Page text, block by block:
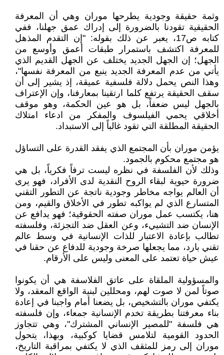
وثمة حقيقة وجودية يطرحها موران وهي أن المعرفة
الحقيقية تقودنا بالضرورة إلى إدراك عمق جهلنا، ففي
كتابه ص17، يعبر عن ذلك بقوله: "إن التقدم المذهل
للمعرفة اكتشف باستمرار طبقات أعمق وأوسع من
الجهل؛ إن الجهل الجديد يختلف عن الجهل القديم الذي
يأتي من عدم المعرفة الجديد ينبع من المعرفة نفسها"،
وهذا النص يحمل دلالة فلسفية عميقة، إذ يشير إلى أن
سقف الحقيقة يرتفع كلما ارتقينا بمعارفنا، وإن الإعتراف
بالجهل ليس ضعفاً، بل هو عين الحكمة، وهو موقف
أخلاقي يحمي الفيلسوف والمفكر من ادعاء امتلاك
الحقيقة المطلقة التي تقود غالباً إلى الاستبداد.
يؤمن موران بأن المجتمع الذي يفقد القدرة على التساؤل
هو مجتمع محكوم بالجمود.
وذلك لأن الفلسفة في نظره ليست ترفاً فكرياً، بل هي
ضرورة حيوية لبقاء الروح النقدية لدى الأفراد، فهو يرى
أن العالم يواجه مخاطر وجودية ناتجة عن التطور التقني
المتسارع الذي لم يواكبه تطور في الأخلاق والقيم، ومن
هنا، يكتسب عمل موران صفته الحقوقية؛ فهو يدافع عن
الإنسان ضد التشييء، وعن العقل ضد التجزئة، وفلسفته
تطالب بإعادة الاعتبار للذات الإنسانية في وسط عالم
تقني بارد، مما يجعلها صرخة وجودية للدفاع عن حقنا في
عيش حياة تعتمد على المعنى وليس على الأرقام.
والمسؤولية الملقاة على عاتق الفلاسفة هي أن يكونوا
صوتاً لمن لا صوت لهم، ومحللين لبنية الواقع المعقد، ولا
يكتفي موران بالتشخيص، بل يضعنا أمام واجبنا في إعادة
بناء معرفتنا بطريقة تخدم الإنسانية جمعاء، وإن فلسفته
هي فلسفة "للمصير الإنساني المشترك"، وهي تتجاوز
الحدود القومية لتلامس قضايا كوكبية، وبهذا، يتحول
موران إلى رمز للمثقف الذي لا يكتفي بمراقبة التاريخ،